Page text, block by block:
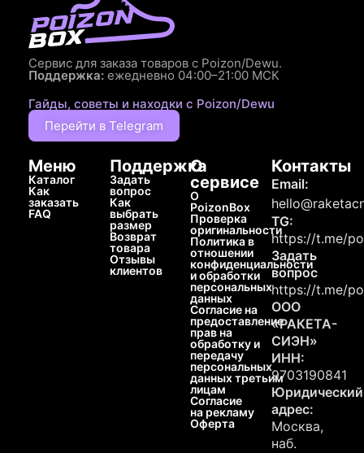
Сервис для заказа товаров с Poizon/Dewu.
Поддержка: ежедневно 04:00–21:00 МСК
Гайды, советы и находки с Poizon/Dewu
Перейти в Telegram
Меню
Каталог
Как
заказать
FAQ
Поддержка
Задать
вопрос
Как
выбрать
размер
Возврат
товара
Отзывы
клиентов
О
сервисе
О
PoizonBox
Проверка
оригинальности
Политика в
отношении
конфиденциальности
и обработки
персональных
данных
Согласие на
предоставление
прав на
обработку и
передачу
персональных
данных третьим
лицам
Согласие
на рекламу
Оферта
Контакты
Email:
TG:
https://t.me/
Задать
вопрос
https://t.me/
ООО
«РАКЕТА-
СИЭН»
ИНН:
9703190841
Юридический
адрес:
Москва,
наб.